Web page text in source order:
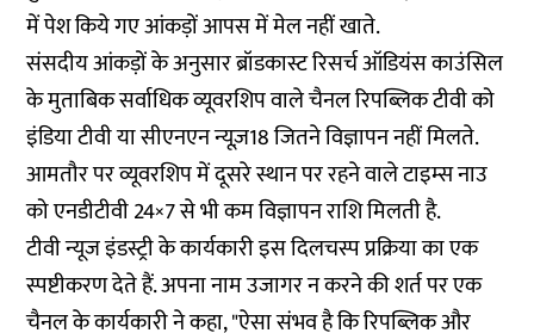
में पेश किये गए आंकड़ों आपस में मेल नहीं खाते.
संसदीय आंकड़ों के अनुसार ब्रॉडकास्ट रिसर्च ऑडियंस काउंसिल
के मुताबिक सर्वाधिक व्यूवरशिप वाले चैनल रिपब्लिक टीवी को
इंडिया टीवी या सीएनएन न्यूज़18 जितने विज्ञापन नहीं मिलते.
आमतौर पर व्यूवरशिप में दूसरे स्थान पर रहने वाले टाइम्स नाउ
को एनडीटीवी 24×7 से भी कम विज्ञापन राशि मिलती है.
टीवी न्यूज इंडस्ट्री के कार्यकारी इस दिलचस्प प्रक्रिया का एक
स्पष्टीकरण देते हैं. अपना नाम उजागर न करने की शर्त पर एक
चैनल के कार्यकारी ने कहा, "ऐसा संभव है कि रिपब्लिक और